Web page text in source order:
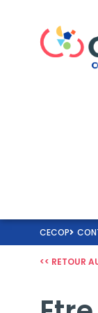
CECOP
<< RETOUR